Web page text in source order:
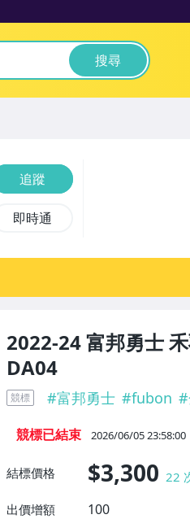
搜尋
2022-24 富邦勇士
DA04
競標 #富邦勇士 #fubon #
競標已結束 2026/06/05 23:58:00
結標價格 $3,300 22
出價增額
100
追蹤
即時通